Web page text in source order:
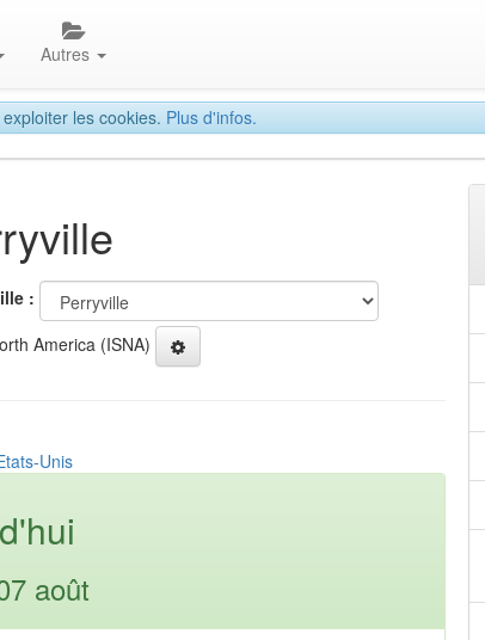
les cookies. Plus d'infos.
Autres
:
America (ISNA)
Unis
août